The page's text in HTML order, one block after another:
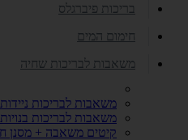
בריכות פיברגלס
חימום המים
משאבות לבריכות שחיה
משאבות לבריכות ניידות
משאבות לבריכות בנויות
קיטים משאבה + מסנן